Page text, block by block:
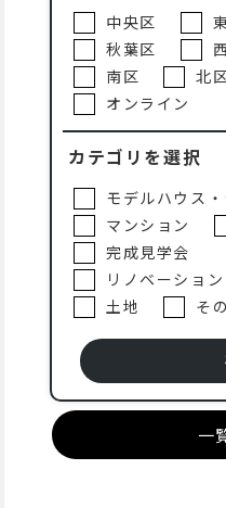
中央区
秋葉区
南区
北
オンライン
カテゴリを選択
モデルハウス
マンション
完成見学会
リノベーショ
土地
そ
一